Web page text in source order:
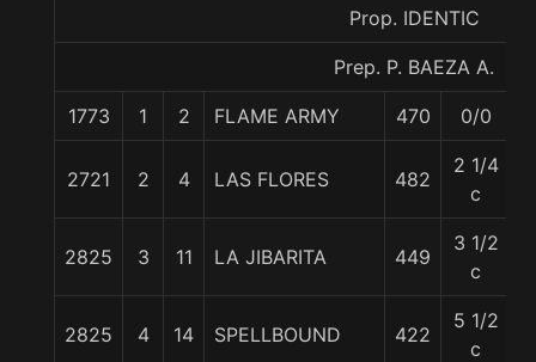
Prop. IDENTIC
Prep. P. BAEZA A.
1773 1 2 FLAME ARMY 470 0/0
2721 2 4 LAS FLORES 482
2 1/4
c
2825 3 11 LA JIBARITA 449
3 1/2
c
2825 4 14 SPELLBOUND 422
5 1/2
c